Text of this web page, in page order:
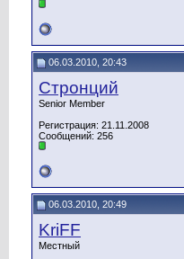
06.03.2010, 20:43
Стронций
Senior Member
Регистрация: 21.11.2008
Сообщений: 256
06.03.2010, 20:49
KriFF
Местный